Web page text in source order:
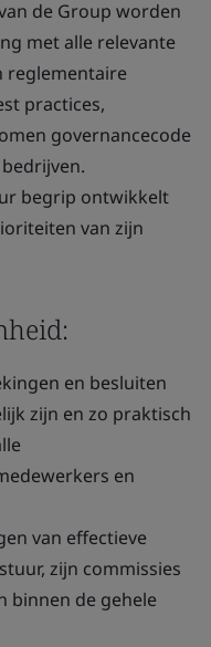
de Group worden
met alle relevante
reglementaire
practices,
governancecode
begrip ontwikkelt
van zijn
en besluiten
zijn en zo praktisch
en
van effectieve
zijn commissies
binnen de gehele